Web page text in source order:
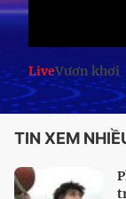
LiveVươn khơi
TIN XEM